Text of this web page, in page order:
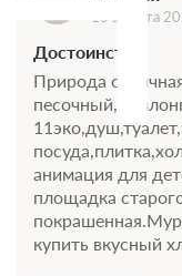
13 августа
Достоинства
Природа
анимация для
площадка
купить вкусный